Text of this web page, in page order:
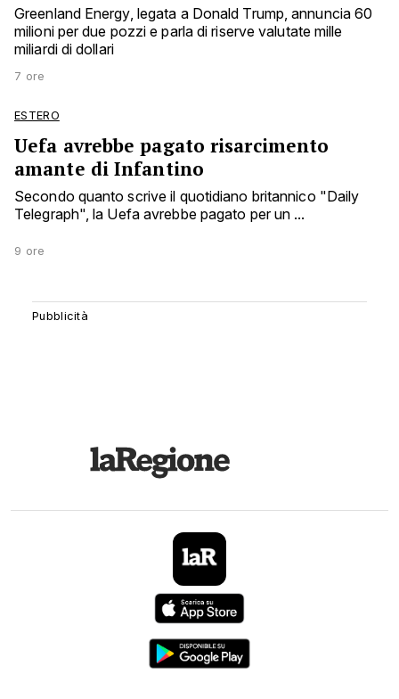
Greenland Energy, legata a Donald Trump, annuncia 60
milioni per due pozzi e parla di riserve valutate mille
miliardi di dollari
7 ore
ESTERO
Uefa avrebbe pagato risarcimento
amante di Infantino
Secondo quanto scrive il quotidiano britannico "Daily
Telegraph", la Uefa avrebbe pagato per un ...
9 ore